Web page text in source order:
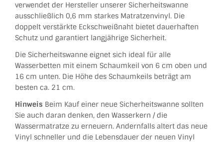
verwendet der Hersteller unserer Sicherheitswanne
ausschließlich 0,6 mm starkes Matratzenvinyl. Die
doppelt verstärkte Eckschweißnaht bietet dauerhaften
Schutz und garantiert langjährige Sicherheit.
Die Sicherheitswanne eignet sich ideal für alle
Wasserbetten mit einem Schaumkeil von 6 cm oben und
16 cm unten. Die Höhe des Schaumkeils beträgt am
besten ca. 21 cm.
Hinweis Beim Kauf einer neue Sicherheitswanne sollten
Sie auch daran denken, den Wasserkern / die
Wassermatratze zu erneuern. Andernfalls altert das neue
Vinyl schneller und die Lebensdauer der neuen Vinyl